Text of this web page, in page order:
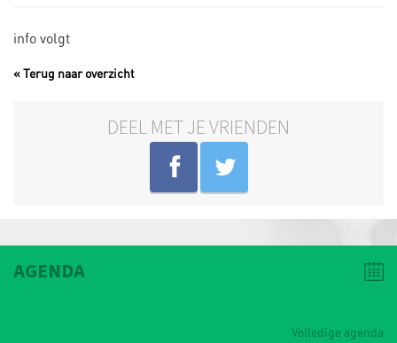
info volgt
« Terug naar overzicht
DEEL MET JE VRIENDEN
AGENDA
Volledige agenda